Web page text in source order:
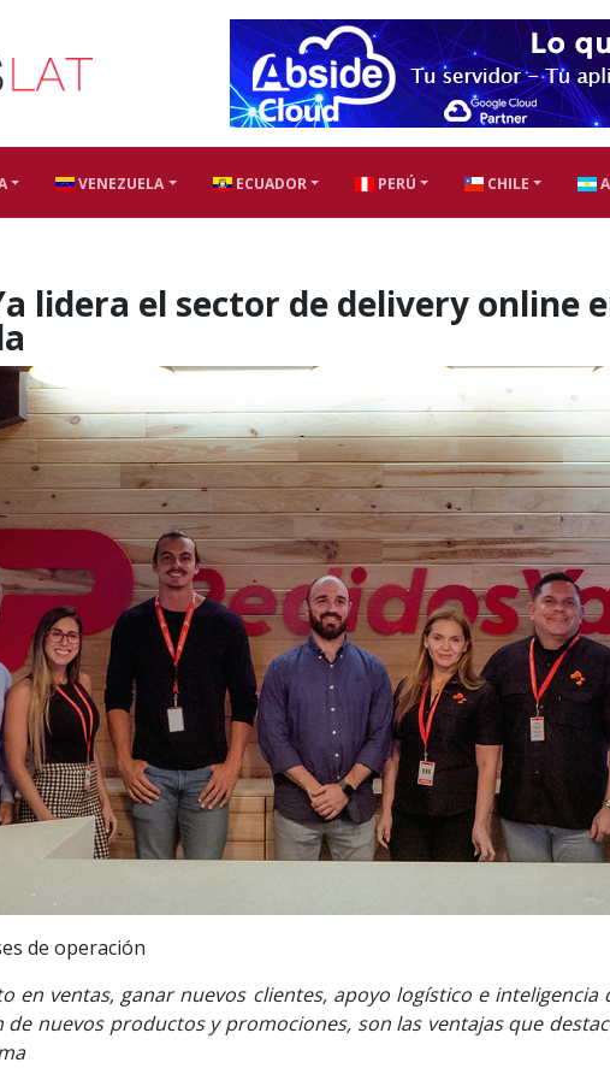
VENEZUELA ECUADOR PERÚ CHILE
lidera el sector de delivery online
de operación
en ventas, ganar nuevos clientes, apoyo logístico e inteligencia
de nuevos productos y promociones, son las ventajas que